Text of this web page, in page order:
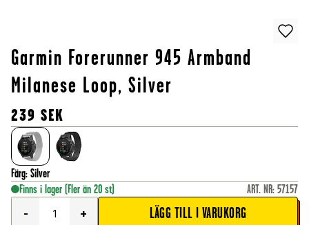
Garmin Forerunner 945 Armband
Milanese Loop, Silver
239 SEK
Färg: Silver
Finns i lager (Fler än 20 st) ART. NR: 57157
-
+ LÄGG TILL I VARUKORG